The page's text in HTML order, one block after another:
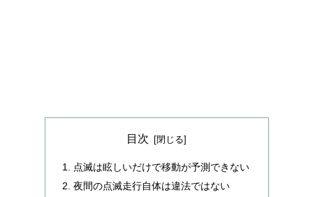
目次
点滅は眩しいだけで移動が予測できない
夜間の点滅走行自体は違法ではない